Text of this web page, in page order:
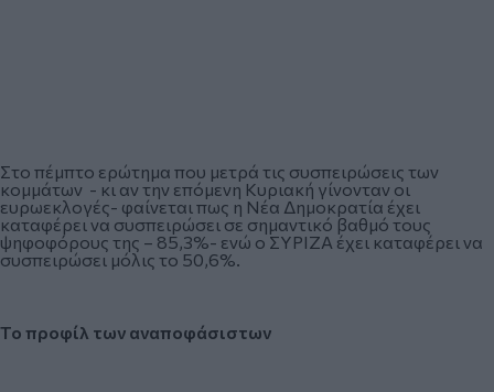
Στο πέμπτο ερώτημα που μετρά τις συσπειρώσεις των
κομμάτων - κι αν την επόμενη Κυριακή γίνονταν οι
ευρωεκλογές- φαίνεται πως η Νέα Δημοκρατία έχει
καταφέρει να συσπειρώσει σε σημαντικό βαθμό τους
ψηφοφόρους της – 85,3%- ενώ ο ΣΥΡΙΖΑ έχει καταφέρει να
συσπειρώσει μόλις το 50,6%.
Το προφίλ των αναποφάσιστων